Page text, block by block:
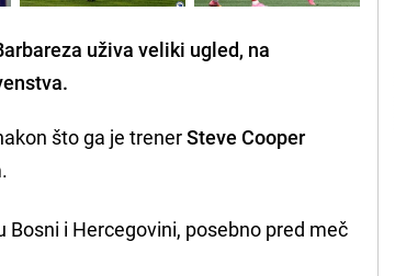
uživa veliki ugled, na
što ga je trenerSteve Cooper
.
Bosni i Hercegovini, posebno pred meč